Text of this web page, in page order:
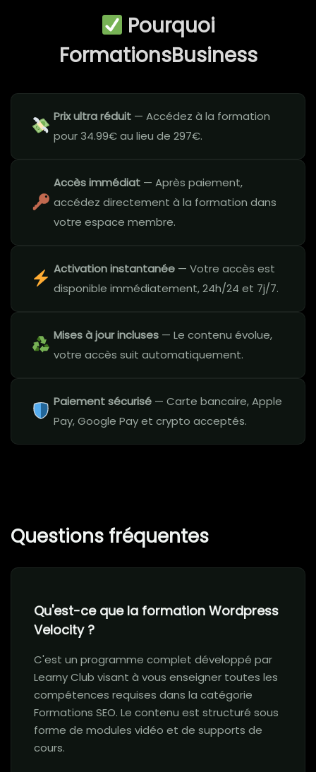
Pourquoi
FormationsBusiness
Prix ultra réduit — Accédez à la formation
pour 34.99€ au lieu de 297€.
Accès immédiat — Après paiement,
accédez directement à la formation dans
votre espace membre.
Activation instantanée — Votre accès est
disponible immédiatement, 24h/24 et 7j/7.
Mises à jour incluses — Le contenu évolue,
votre accès suit automatiquement.
Paiement sécurisé — Carte bancaire, Apple
Pay, Google Pay et crypto acceptés.
Questions fréquentes
Qu'est-ce que la formation Wordpress
Velocity ?
C'est un programme complet développé par
Learny Club visant à vous enseigner toutes les
compétences requises dans la catégorie
Formations SEO. Le contenu est structuré sous
forme de modules vidéo et de supports de
cours.